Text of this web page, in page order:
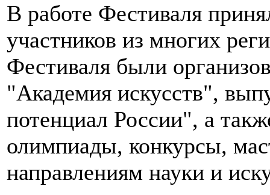
В работе Фестиваля
участников из многих
Фестиваля были
"Академия искусств",
потенциал России", а
олимпиады, конкурсы,
направлениям науки и